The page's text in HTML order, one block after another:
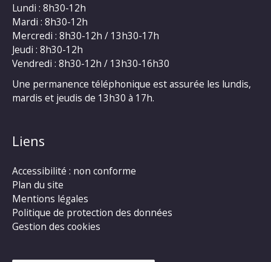
Lundi : 8h30-12h
Mardi : 8h30-12h
Mercredi : 8h30-12h / 13h30-17h
Jeudi : 8h30-12h
Vendredi : 8h30-12h / 13h30-16h30
Une permanence téléphonique est assurée les lundis,
mardis et jeudis de 13h30 à 17h.
Liens
Accessibilité : non conforme
Plan du site
Mentions légales
Politique de protection des données
Gestion des cookies